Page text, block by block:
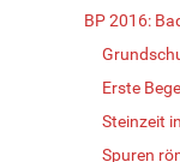
BP 2016:
Erste
Steinzeit
Spuren